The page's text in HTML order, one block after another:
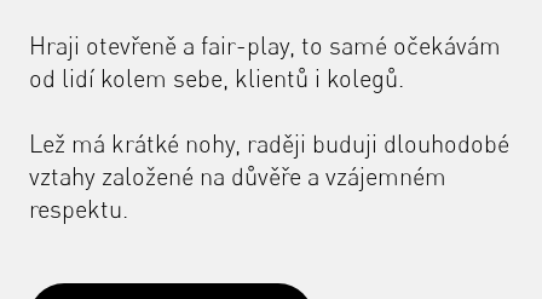
Hraji otevřeně a fair-play, to samé očekávám
od lidí kolem sebe, klientů i kolegů.
Lež má krátké nohy, raději buduji dlouhodobé
vztahy založené na důvěře a vzájemném
respektu.